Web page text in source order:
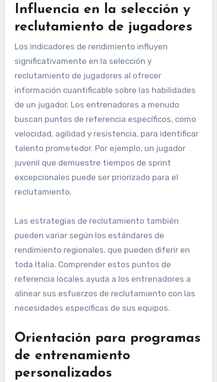
procesos de entrenamiento y selección. Al
analizar estos indicadores, los entrenadores
pueden adaptar sus enfoques para mejorar las
habilidades individuales y el rendimiento general
del equipo.
Influencia en la selección y
reclutamiento de jugadores
Los indicadores de rendimiento influyen
significativamente en la selección y
reclutamiento de jugadores al ofrecer
información cuantificable sobre las habilidades
de un jugador. Los entrenadores a menudo
velocidad, agilidad y resistencia, para identificar
talento prometedor. Por ejemplo, un jugador
juvenil que demuestre tiempos de sprint
excepcionales puede ser priorizado para el
reclutamiento.
Las estrategias de reclutamiento también
rendimiento regionales, que pueden diferir en
toda Italia. Comprender estos puntos de
alinear sus esfuerzos de reclutamiento con las